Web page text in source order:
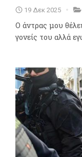
19 Δεκ 2025
Ο άντρας μου
γονείς του αλλά